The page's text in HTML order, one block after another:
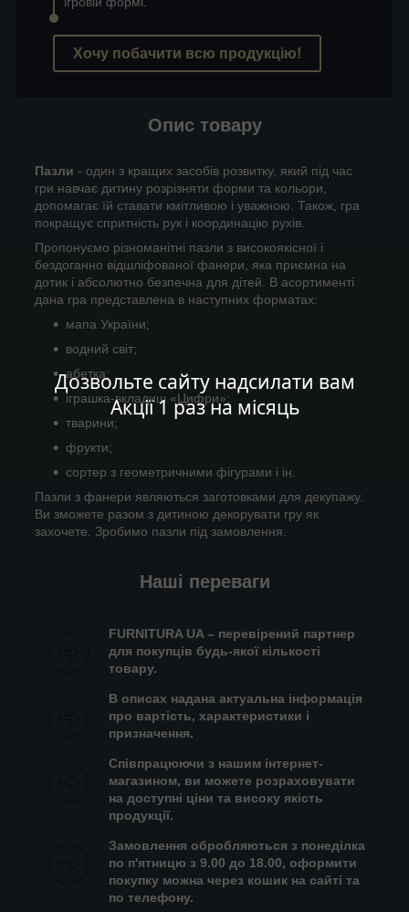
Дозвольте сайту надсилати вам
Акції 1 раз на місяць
Хочу побачити всю продукцію!
Опис товару
Пазли - один з кращих засобів розвитку, який під час
гри навчає дитину розрізняти форми та кольори,
допомагає їй ставати кмітливою і уважною. Також, гра
покращує спритність рук і координацію рухів.
Пропонуємо різноманітні пазли з високоякісної і
бездоганно відшліфованої фанери, яка приємна на
дотик і абсолютно безпечна для дітей. В асортименті
дана гра представлена в наступних форматах:
мапа України;
водний світ;
абетка;
іграшка-вкладиш «Цифри»;
тварини;
фрукти;
сортер з геометричними фігурами і ін.
Пазли з фанери являються заготовками для декупажу.
Ви зможете разом з дитиною декорувати гру як
захочете. Зробимо пазли під замовлення.
Наші переваги
FURNITURA UA – перевірений партнер
для покупців будь-якої кількості
товару.
В описах надана актуальна інформація
про вартість, характеристики і
призначення.
Співпрацюючи з нашим інтернет-
магазином, ви можете розраховувати
на доступні ціни та високу якість
продукції.
Замовлення обробляються з понеділка
по п'ятницю з 9.00 до 18.00, оформити
покупку можна через кошик на сайті та
по телефону.